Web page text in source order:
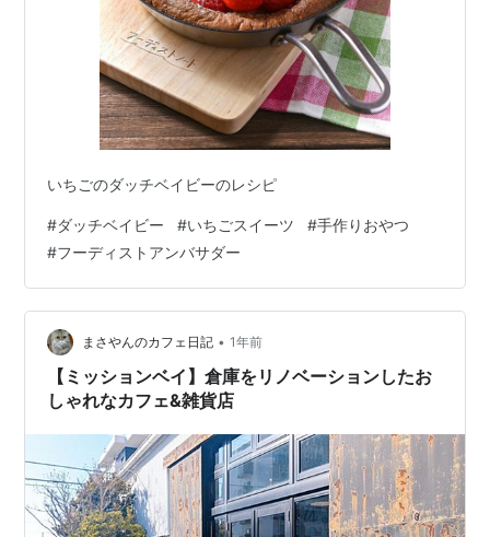
いちごのダッチベイビーのレシピ
#ダッチベイビー #いちごスイーツ #手作りおやつ
#フーディストアンバサダー
まさやんのカフェ日記 • 1年前
【ミッションベイ】倉庫をリノベーションしたお
しゃれなカフェ&雑貨店